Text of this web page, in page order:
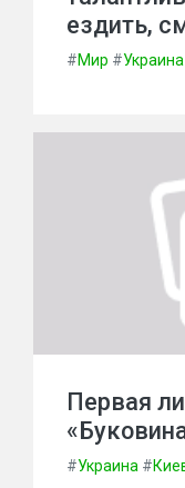
ездить,
#Мир #Украина
Первая
#Украина #